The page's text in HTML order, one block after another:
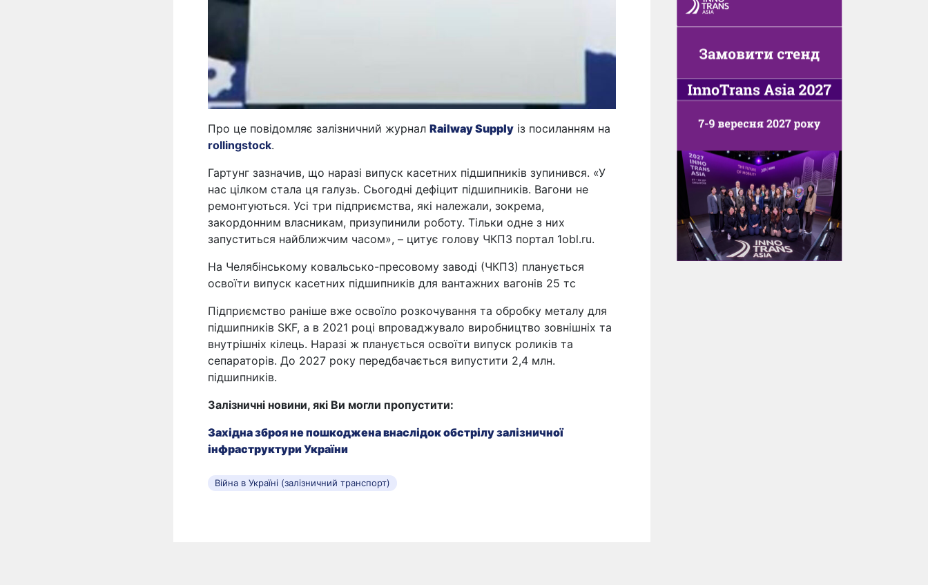
Про це повідомляє залізничний журнал Railway Supply із посиланням на
rollingstock.
Гартунг зазначив, що наразі випуск касетних підшипників зупинився. «У
нас цілком стала ця галузь. Сьогодні дефіцит підшипників. Вагони не
ремонтуються. Усі три підприємства, які належали, зокрема,
закордонним власникам, призупинили роботу. Тільки одне з них
запуститься найближчим часом», – цитує голову ЧКПЗ портал 1obl.ru.
На Челябінському ковальсько-пресовому заводі (ЧКПЗ) планується
освоїти випуск касетних підшипників для вантажних вагонів 25 тс
Підприємство раніше вже освоїло розкочування та обробку металу для
підшипників SKF, а в 2021 році впроваджувало виробництво зовнішніх та
внутрішніх кілець. Наразі ж планується освоїти випуск роликів та
сепараторів. До 2027 року передбачається випустити 2,4 млн.
підшипників.
Залізничні новини, які Ви могли пропустити:
Західна зброя не пошкоджена внаслідок обстрілу залізничної
інфраструктури України
Війна в Україні (залізничний транспорт)